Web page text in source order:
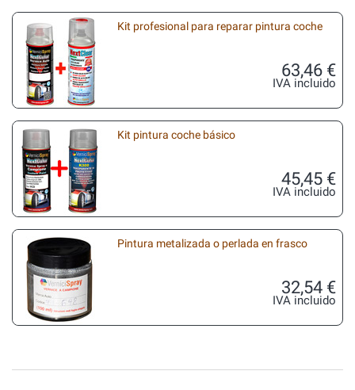
Kit profesional para reparar pintura coche
63,46 €
IVA incluido
Kit pintura coche básico
45,45 €
IVA incluido
Pintura metalizada o perlada en frasco
32,54 €
IVA incluido